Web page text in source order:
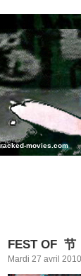
movies.com
FEST OF
Mardi 27 avril 2010